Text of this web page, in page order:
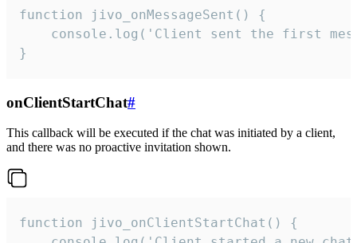
function jivo_onMessageSent() {
console.log('Client sent the first
}
onClientStartChat#
This callback will be executed if the chat was initiated by a client,
and there was no proactive invitation shown.
function jivo_onClientStartChat() {